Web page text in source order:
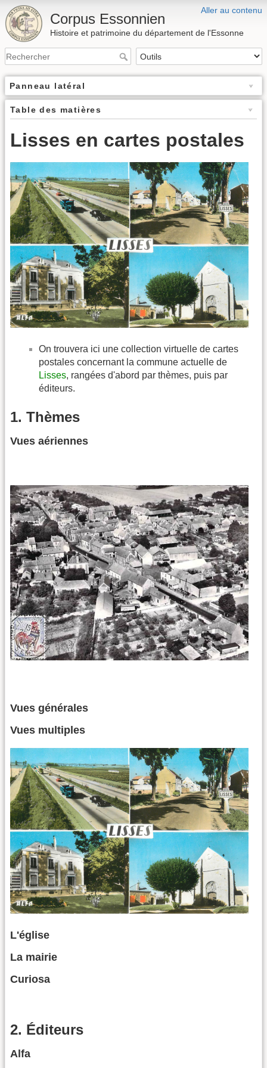
Aller au contenu
Corpus Essonnien
Histoire et patrimoine du département de l'Essonne
Panneau latéral
Table des matières
Lisses en cartes postales
On trouvera ici une collection virtuelle de cartes
postales concernant la commune actuelle de
Lisses, rangées d'abord par thèmes, puis par
éditeurs.
1. Thèmes
Vues aériennes
Vues générales
Vues multiples
L'église
La mairie
Curiosa
2. Éditeurs
Alfa